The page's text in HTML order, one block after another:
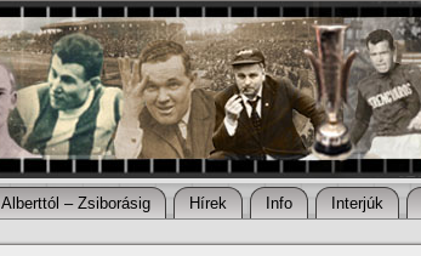
Alberttól – Zsiborásig Hí­rek Info Interjúk